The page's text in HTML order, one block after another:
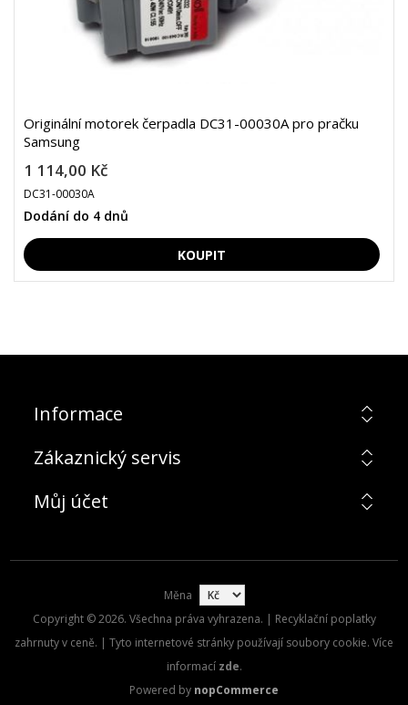
Originální motorek čerpadla DC31-00030A pro pračku
Samsung
1 114,00 Kč
DC31-00030A
Dodání do 4 dnů
Informace
Zákaznický servis
Můj účet
Měna
Copyright © 2026. Všechna práva vyhrazena. | Recyklační poplatky
zahrnuty v ceně. | Tyto internetové stránky používají soubory cookie. Více
informací zde.
Powered by nopCommerce